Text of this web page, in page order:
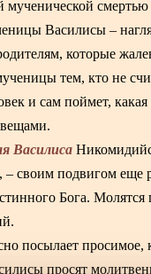
мученической
Василисы –
которые
тем, кто не
и сам поймет,
Василиса
своим подвигом еще
Бога.
посылает просимое,
просят